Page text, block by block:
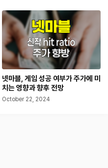
넷마블, 게임 성공 여부가 주가에 미
치는 영향과 향후 전망
October 22, 2024